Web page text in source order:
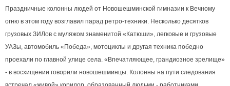
Праздничные колонны людей от Новошешминской гимназии к Вечному
огню в этом году возглавил парад ретро-техники. Несколько десятков
грузовых ЗИЛов с муляжом знаменитой «Катюши», легковые и грузовые
УАЗы, автомобиль «Победа», мотоциклы и другая техника победно
проехали по главной улице села. «Впечатляющее, грандиозное зрелище»
- в восхищении говорили новошешминцы. Колонны на пути следования